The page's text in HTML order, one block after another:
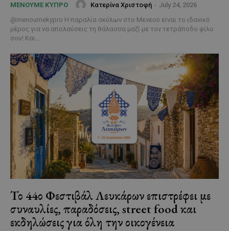
ΜΈΝΟΥΜΕ ΚΎΠΡΟ Κατερίνα Χριστοφή - July 24, 2026
@menoumekypro Η παραλία σκύλων στο Μενεού είναι το ιδανικό
μέρος για να απολαύσεις τη θάλασσα μαζί με τον τετράποδο φίλο
σου! Και...
Το 44ο Φεστιβάλ Λευκάρων επιστρέφει με
συναυλίες, παραδόσεις, street food και
εκδηλώσεις για όλη την οικογένεια